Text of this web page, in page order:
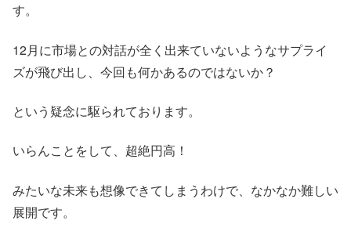
す。
12月に市場との対話が全く出来ていないようなサプライ
ズが飛び出し、今回も何かあるのではないか？
という疑念に駆られております。
いらんことをして、超絶円高！
みたいな未来も想像できてしまうわけで、なかなか難しい
展開です。